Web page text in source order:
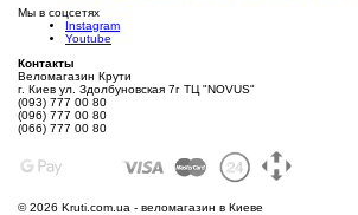
Мы в соцсетях
Instagram
Youtube
Контакты
Веломагазин Крути
г. Киев ул. Здолбуновская 7г ТЦ "NOVUS"
(093) 777 00 80
(096) 777 00 80
(066) 777 00 80
©2026 Kruti.com.ua - веломагазин в Киеве